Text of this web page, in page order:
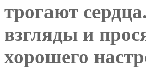
трогают
взгляды и
хорошего